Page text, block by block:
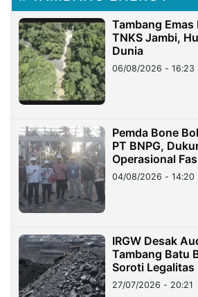
Tambang Emas
TNKS Jambi,
Dunia
06/08/2026 - 16:23
Pemda Bone
PT BNPG,
Operasional
04/08/2026 - 14:20
IRGW Desak
Tambang Batu
Soroti Legalitas
Stockpile
27/07/2026 - 20:21